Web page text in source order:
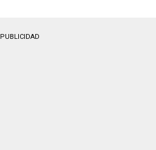
PUBLICIDAD